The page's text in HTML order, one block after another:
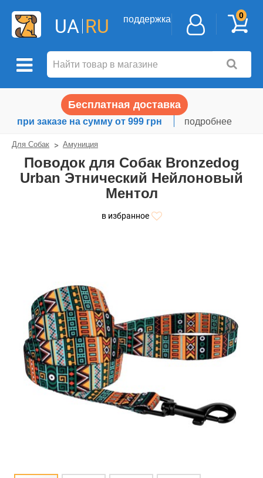
UA RU поддержка 0
Бесплатная доставка
при заказе на сумму от 999 грн подробнее
Для Собак Амуниция
Поводок для Собак Bronzedog
Urban Этнический Нейлоновый
Ментол
в избранное